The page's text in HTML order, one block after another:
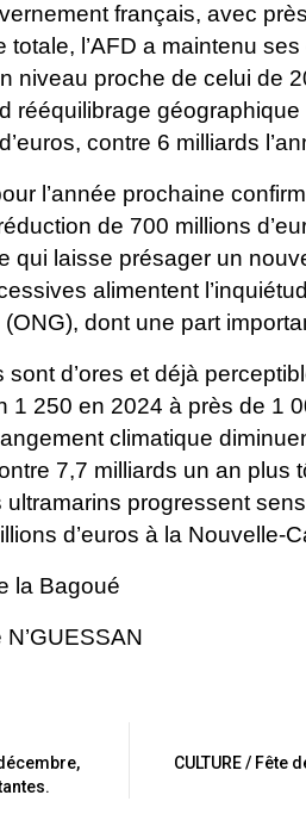
français, avec
totale, l’AFD a maintenu
niveau proche de celui de
rééquilibrage géographique
contre 6 milliards
l’année prochaine
de 700 millions
qui laisse présager un
alimentent
dont une part
d’ores et déjà
1 250 en 2024 à près de 1
climatique
7,7 milliards un an plus
ultramarins progressent
d’euros à la Nouvelle-
la Bagoué
CULTURE /